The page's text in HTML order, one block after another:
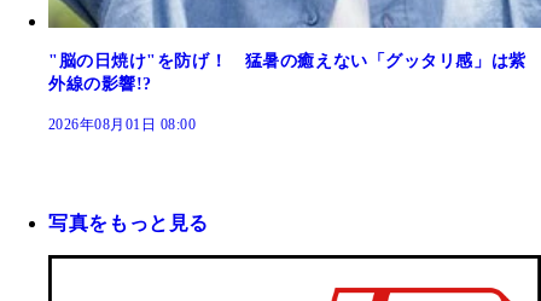
"脳の日焼け"を防げ！ 猛暑の癒えない「グッタリ感」は紫
外線の影響!?
2026年08月01日 08:00
写真をもっと見る